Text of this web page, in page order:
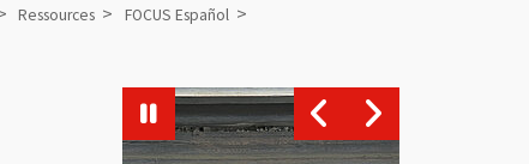
Ressources
FOCUS Español
Vue agrandie de l'image